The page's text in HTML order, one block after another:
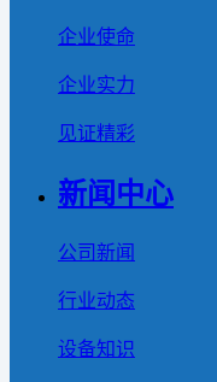
企业使命
企业实力
见证精彩
新闻中心
公司新闻
行业动态
设备知识